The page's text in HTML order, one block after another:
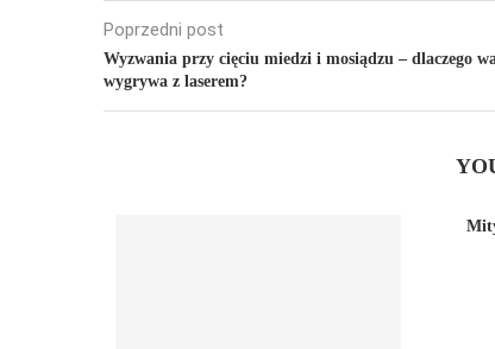
Poprzedni post
Wyzwania przy cięciu miedzi i mosiądzu – dlaczego
wygrywa z laserem?